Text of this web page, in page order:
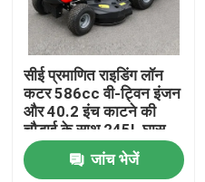
घर
सीई प्रमाणित राइडिंग लॉन
कटर 586cc वी-ट्विन इंजन
और 40.2 इंच काटने की
चौड़ाई के साथ 245L घास
पकड़ने की विशेषता
जांच भेजें